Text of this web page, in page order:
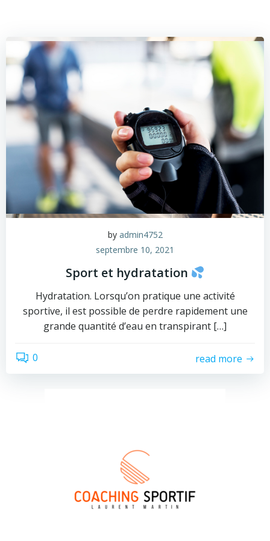
by admin4752
septembre 10, 2021
Sport et hydratation
Hydratation. Lorsqu’on pratique une activité
sportive, il est possible de perdre rapidement une
grande quantité d’eau en transpirant […]
0 read more